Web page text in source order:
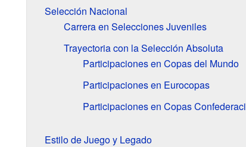
Selección Nacional
Carrera en Selecciones Juveniles
Trayectoria con la Selección Absoluta
Participaciones en Copas del Mundo
Participaciones en Eurocopas
Participaciones en Copas
Estilo de Juego y Legado